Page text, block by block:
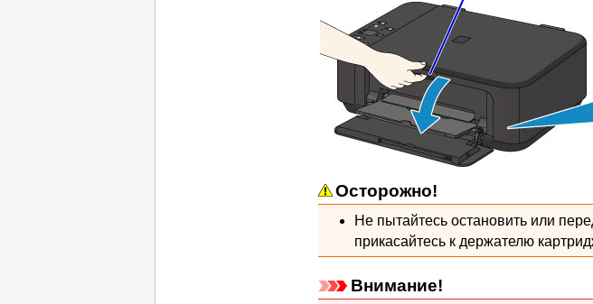
Осторожно!
Не пытайтесь остановить или
прикасайтесь к держателю
Внимание!